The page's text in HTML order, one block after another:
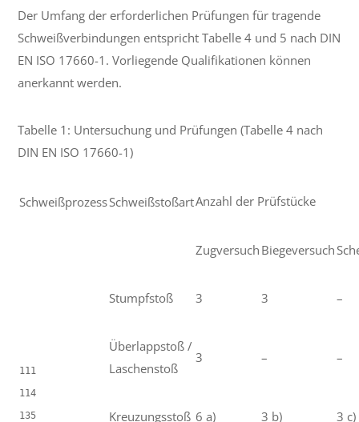
Der Umfang der erforderlichen Prüfungen für tragende
Schweißverbindungen entspricht Tabelle 4 und 5 nach DIN
EN ISO 17660-1. Vorliegende Qualifikationen können
anerkannt werden.
Tabelle 1: Untersuchung und Prüfungen (Tabelle 4 nach
DIN EN ISO 17660-1)
Anzahl der Prüfstücke
SchweißprozessSchweißstoßart
Zugversuch Biegeversuch
111
114
135
Stumpfstoß 3 3 –
Überlappstoß /
Laschenstoß
3 – –
Kreuzungsstoß 6 a) 3 b) 3 c)